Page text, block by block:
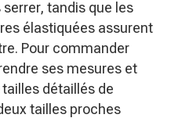
tandis que les
élastiquées assurent
Pour commander
ses mesures et
tailles détaillés de
tailles proches